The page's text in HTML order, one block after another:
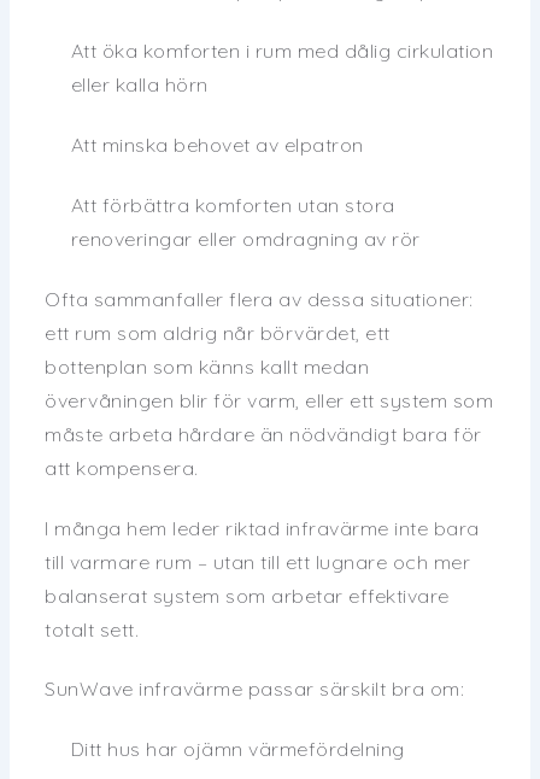
Att öka komforten i rum med dålig cirkulation
eller kalla hörn
Att minska behovet av elpatron
Att förbättra komforten utan stora
renoveringar eller omdragning av rör
Ofta sammanfaller flera av dessa situationer:
ett rum som aldrig når börvärdet, ett
bottenplan som känns kallt medan
övervåningen blir för varm, eller ett system som
måste arbeta hårdare än nödvändigt bara för
att kompensera.
I många hem leder riktad infravärme inte bara
till varmare rum – utan till ett lugnare och mer
balanserat system som arbetar effektivare
totalt sett.
SunWave infravärme passar särskilt bra om:
Ditt hus har ojämn värmefördelning